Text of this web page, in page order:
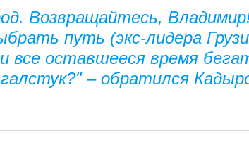
Возвращайтесь,
путь (экс-лидера
все оставшееся время
– обратился